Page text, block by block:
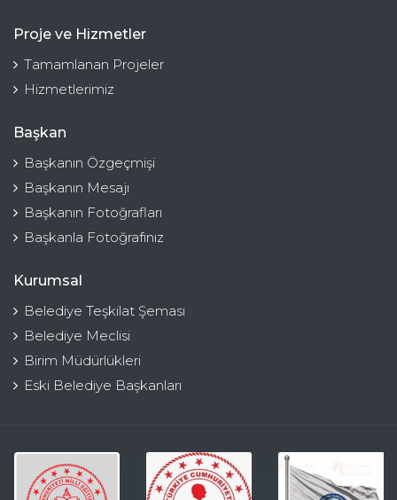
Proje ve Hizmetler
Tamamlanan Projeler
Hizmetlerimiz
Başkan
Başkanın Özgeçmişi
Başkanın Mesajı
Başkanın Fotoğrafları
Başkanla Fotoğrafınız
Kurumsal
Belediye Teşkilat Şeması
Belediye Meclisi
Birim Müdürlükleri
Eski Belediye Başkanları